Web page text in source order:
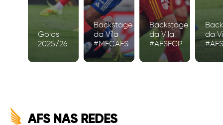
Golos
2025/26
Backstage
da Vila
#MFCAFS
Backstage
da Vila
#AFSFCP
da
AFS NAS REDES